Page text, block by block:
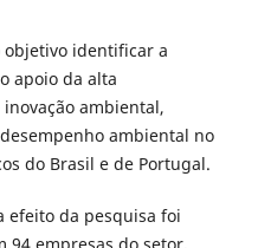
objetivo identificar a
apoio da alta
ambiental,
ambiental no
do Brasil e de Portugal.
efeito da pesquisa foi
94 empresas do setor,